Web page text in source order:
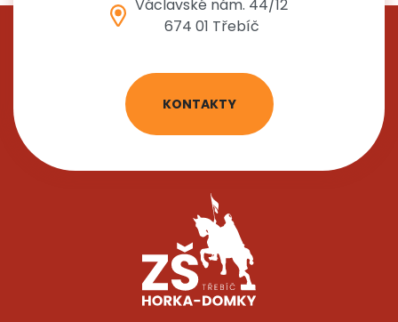
Václavské nám. 44/12
674 01 Třebíč
KONTAKTY